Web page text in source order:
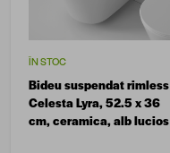
ÎN STOC
Bideu suspendat rimless
Celesta Lyra, 52.5 x 36
cm, ceramica, alb lucios